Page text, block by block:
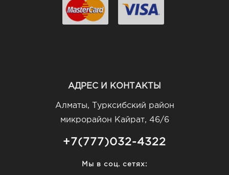
АДРЕС И КОНТАКТЫ
Алматы, Турксибский район
микрорайон Кайрат, 46/6
+7(777)032-4322
Мы в соц. сетях: